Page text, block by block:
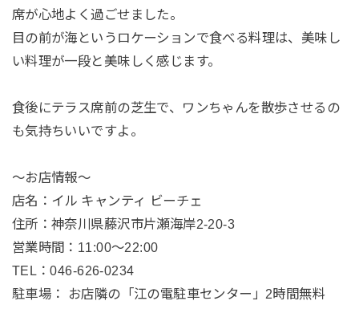
席が心地よく過ごせました。
目の前が海というロケーションで食べる料理は、美味し
い料理が一段と美味しく感じます。
食後にテラス席前の芝生で、ワンちゃんを散歩させるの
も気持ちいいですよ。
〜お店情報〜
店名：イル キャンティ ビーチェ
住所：神奈川県藤沢市片瀬海岸2-20-3
営業時間：11:00～22:00
TEL：046-626-0234
駐車場： お店隣の「江の電駐車センター」2時間無料